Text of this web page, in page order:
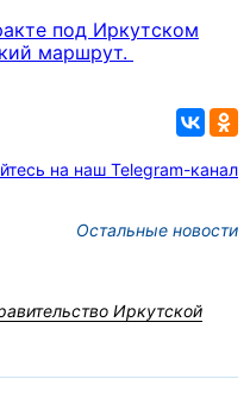
под Иркутском
маршрут.
на наш Telegram-канал
Остальные новости
Иркутской